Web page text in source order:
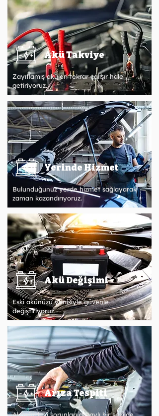
Akü Takviye
Zayıflamış aküleri tekrar çalışır hale
getiriyoruz.
Yerinde Hizmet
Bulunduğunuz yerde hizmet sağlayarak
zaman kazandırıyoruz.
Akü Değişimi
Eski akünüzü yenisiyle güvenle
değiştiriyoruz.
Arıza Tespiti